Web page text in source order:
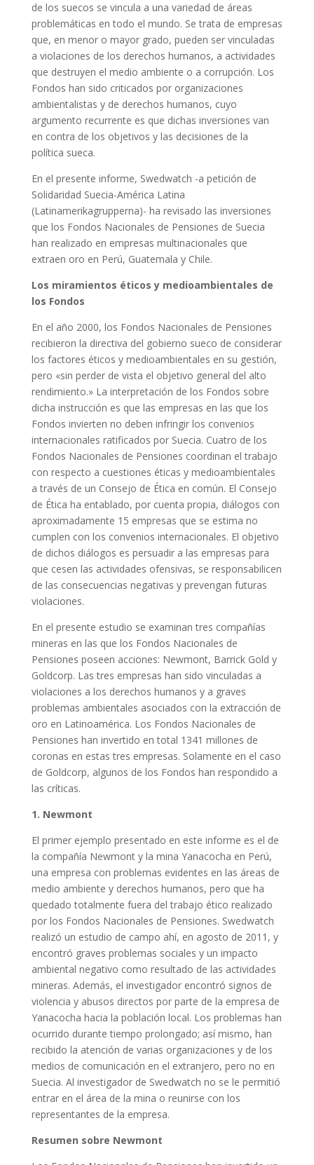
de los suecos se vincula a una variedad de áreas
problemáticas en todo el mundo. Se trata de empresas
que, en menor o mayor grado, pueden ser vinculadas
a violaciones de los derechos humanos, a actividades
que destruyen el medio ambiente o a corrupción. Los
Fondos han sido criticados por organizaciones
ambientalistas y de derechos humanos, cuyo
argumento recurrente es que dichas inversiones van
en contra de los objetivos y las decisiones de la
política sueca.
En el presente informe, Swedwatch -a petición de
Solidaridad Suecia-América Latina
(Latinamerikagrupperna)- ha revisado las inversiones
que los Fondos Nacionales de Pensiones de Suecia
han realizado en empresas multinacionales que
extraen oro en Perú, Guatemala y Chile.
Los miramientos éticos y medioambientales de
los Fondos
En el año 2000, los Fondos Nacionales de Pensiones
recibieron la directiva del gobierno sueco de considerar
los factores éticos y medioambientales en su gestión,
pero «sin perder de vista el objetivo general del alto
rendimiento.» La interpretación de los Fondos sobre
dicha instrucción es que las empresas en las que los
Fondos invierten no deben infringir los convenios
internacionales ratificados por Suecia. Cuatro de los
Fondos Nacionales de Pensiones coordinan el trabajo
con respecto a cuestiones éticas y medioambientales
a través de un Consejo de Ética en común. El Consejo
de Ética ha entablado, por cuenta propia, diálogos con
aproximadamente 15 empresas que se estima no
cumplen con los convenios internacionales. El objetivo
de dichos diálogos es persuadir a las empresas para
que cesen las actividades ofensivas, se responsabilicen
de las consecuencias negativas y prevengan futuras
violaciones.
En el presente estudio se examinan tres compañías
mineras en las que los Fondos Nacionales de
Pensiones poseen acciones: Newmont, Barrick Gold y
Goldcorp. Las tres empresas han sido vinculadas a
violaciones a los derechos humanos y a graves
problemas ambientales asociados con la extracción de
oro en Latinoamérica. Los Fondos Nacionales de
Pensiones han invertido en total 1341 millones de
coronas en estas tres empresas. Solamente en el caso
de Goldcorp, algunos de los Fondos han respondido a
las críticas.
1. Newmont
El primer ejemplo presentado en este informe es el de
la compañía Newmont y la mina Yanacocha en Perú,
una empresa con problemas evidentes en las áreas de
medio ambiente y derechos humanos, pero que ha
quedado totalmente fuera del trabajo ético realizado
por los Fondos Nacionales de Pensiones. Swedwatch
realizó un estudio de campo ahí, en agosto de 2011, y
encontró graves problemas sociales y un impacto
ambiental negativo como resultado de las actividades
mineras. Además, el investigador encontró signos de
violencia y abusos directos por parte de la empresa de
Yanacocha hacia la población local. Los problemas han
ocurrido durante tiempo prolongado; así mismo, han
recibido la atención de varias organizaciones y de los
medios de comunicación en el extranjero, pero no en
Suecia. Al investigador de Swedwatch no se le permitió
entrar en el área de la mina o reunirse con los
representantes de la empresa.
Resumen sobre Newmont